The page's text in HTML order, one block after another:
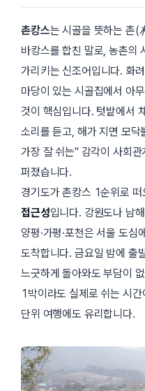
촌캉스는 시골을 뜻하는 촌(
바캉스를 합친 말로, 농촌의
가리키는 신조어입니다. 화
마당이 있는 시골집에서 아
것이 핵심입니다. 텃밭에서
소리를 듣고, 해가 지면 모
가장 잘 쉬는
감각이 사회
퍼졌습니다.
경기도가 촌캉스 1순위로
접근성입니다. 강원도나 남
양평·가평·포천은 서울 도심
도착합니다. 금요일 밤에 출
느긋하게 돌아와도 부담이
1박이라도 실제로 쉬는 시
단위 여행에도 유리합니다.